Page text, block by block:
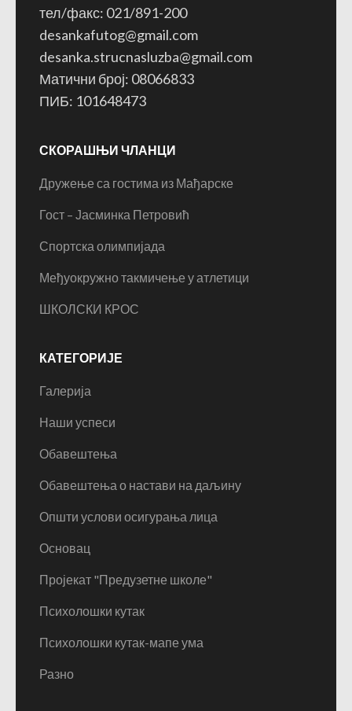
тел/факс: 021/891-200
desankafutog@gmail.com
desanka.strucnasluzba@gmail.com
Матични број: 08066833
ПИБ: 101648473
СКОРАШЊИ ЧЛАНЦИ
Дружење са гостима из Мађарске
Гост – Јасминка Петровић
Спортска олимпијада
Међуокружно такмичење у атлетици
ШКОЛСКИ КРОС
КАТЕГОРИЈЕ
Галерија
Наши успеси
Обавештења
Обавештења о настави на даљину
Општи услови осигурања лица
Основац
Пројекат "Предузетне школе"
Психолошки кутак
Психолошки кутак-мапе ума
Разно